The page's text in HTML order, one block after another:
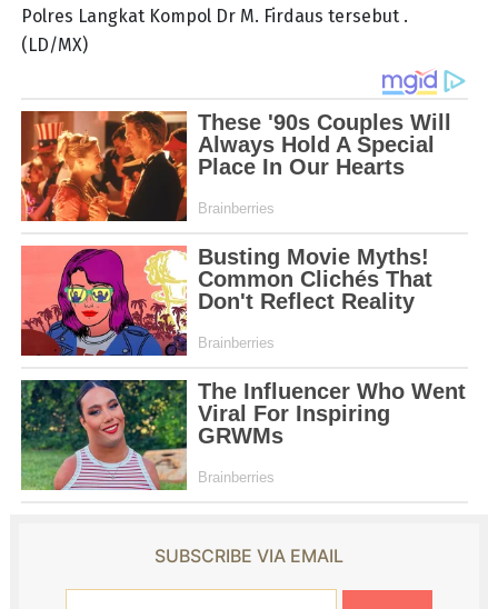
Polres Langkat Kompol Dr M. Firdaus tersebut .
(LD/MX)
SUBSCRIBE VIA EMAIL